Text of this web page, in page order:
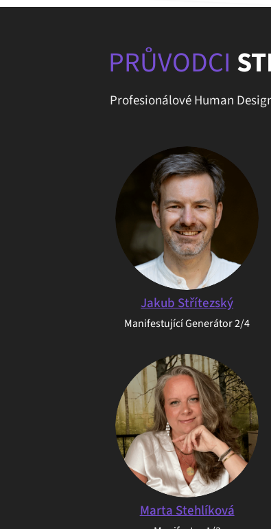
PRŮVODCI
Profesionálové Human
Jakub Střítezský
Manifestující Generátor 2/4
Marta Stehlíková